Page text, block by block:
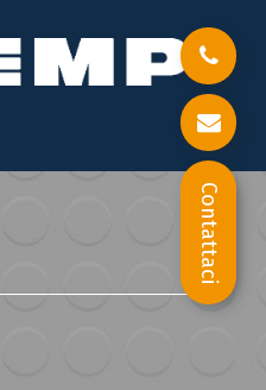
Contattaci